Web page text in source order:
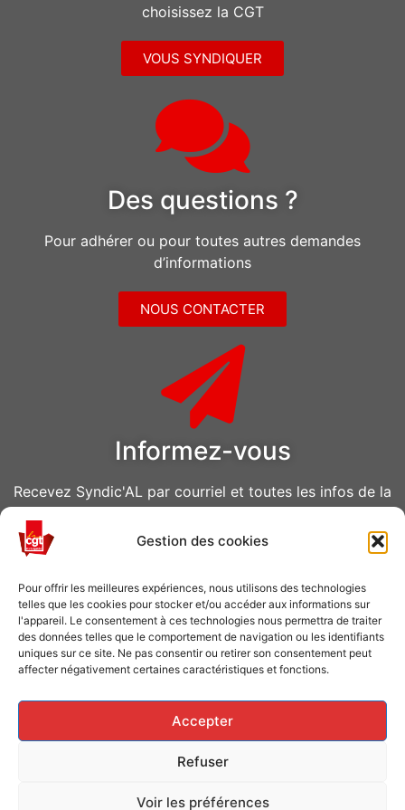
Gestion des cookies
Pour offrir les meilleures expériences, nous utilisons des technologies
telles que les cookies pour stocker et/ou accéder aux informations sur
l'appareil. Le consentement à ces technologies nous permettra de traiter
des données telles que le comportement de navigation ou les identifiants
uniques sur ce site. Ne pas consentir ou retirer son consentement peut
affecter négativement certaines caractéristiques et fonctions.
Accepter
Refuser
Voir les préférences
choisissez la CGT
VOUS SYNDIQUER
Des questions ?
Pour adhérer ou pour toutes autres demandes
d’informations
NOUS CONTACTER
Informez-vous
Recevez Syndic'AL par courriel et toutes les infos de la
Caisse de grève
Soutenir les grévistes en luttes ? Faites un don à la
Caisse de solidarité !